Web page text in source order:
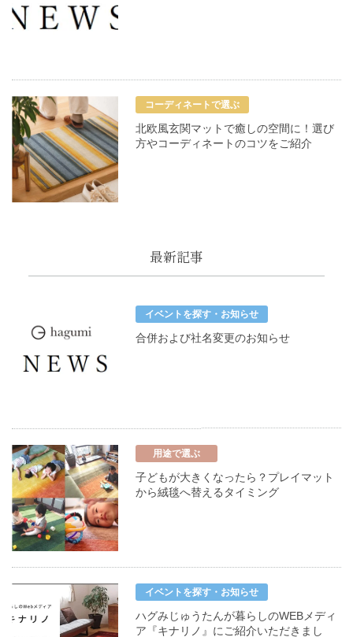
コーディネートで選ぶ
北欧風玄関マットで癒しの空間に！選び
方やコーディネートのコツをご紹介
最新記事
イベントを探す・お知らせ
合併および社名変更のお知らせ
用途で選ぶ
子どもが大きくなったら？プレイマット
から絨毯へ替えるタイミング
イベントを探す・お知らせ
ハグみじゅうたんが暮らしのWEBメディ
ア『キナリノ』にご紹介いただきまし